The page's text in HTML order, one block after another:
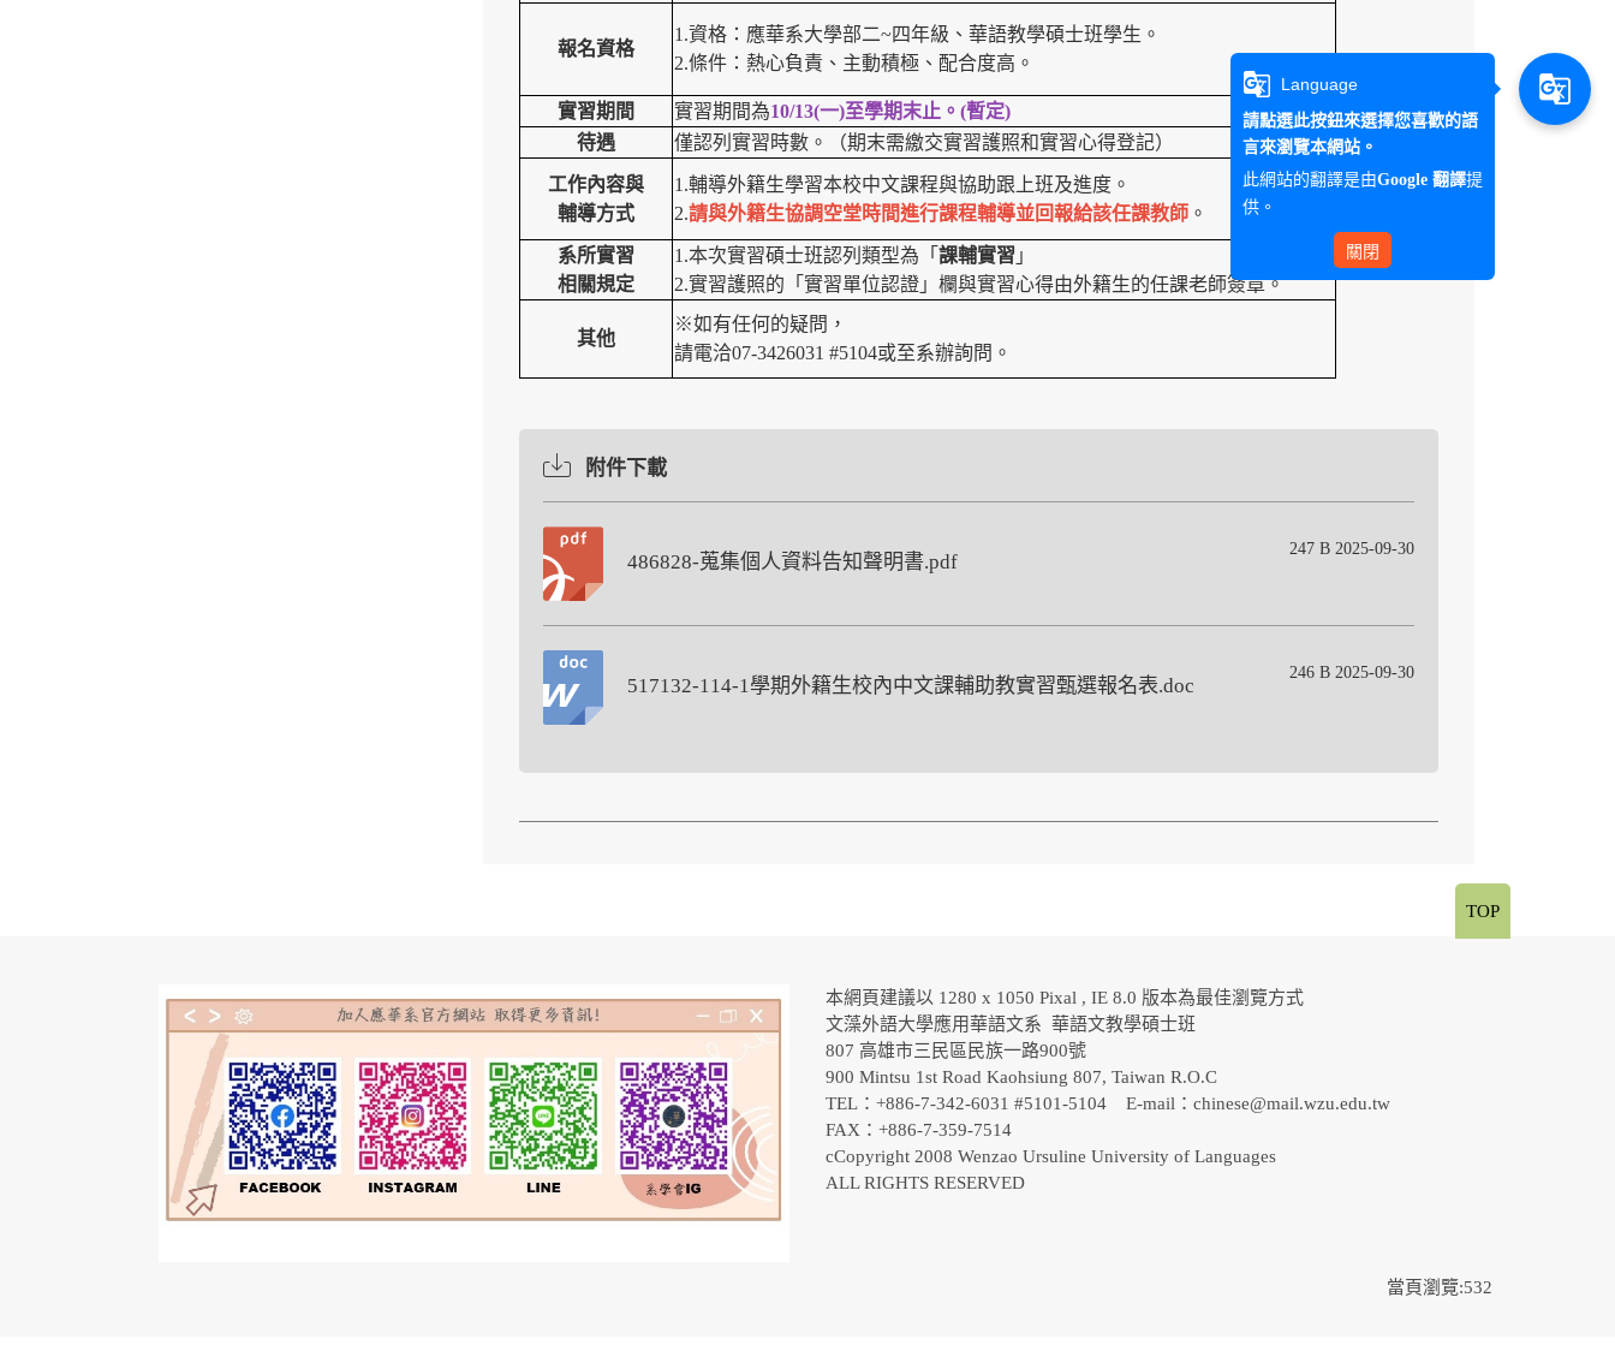
報名資格
1.資格：應華系大學部二~四年級、華語教學碩士班學生。
2.條件：熱心負責、主動積極、配合度高。
實習期間 實習期間為10/13(一)至學期末止。(暫定)
待遇
僅認列實習時數。（期末需繳交實習護照和實習心得登記）
工作內容與
輔導方式
1.輔導外籍生學習本校中文課程與協助跟上班及進度。
2.請與外籍生協調空堂時間進行課程輔導並回報給該任課教師 。
系所實習
相關規定
1.本次實習碩士班認列類型為「 課輔實習 」
2.實習護照的「實習單位認證」欄與實習心得由外籍生的任課老師簽章。
其他
※如有任何的疑問，
請電洽07-3426031 #5104或至系辦詢問。
附件下載
486828-蒐集個人資料告知聲明書.pdf
247 B 2025-09-30
517132-114-1學期外籍生校內中文課輔助教實習甄選報名表.doc
246 B 2025-09-30
本網頁建議以 1280 x 1050 Pixal , IE 8.0 版本為最佳瀏覽方式
文藻外語大學應用華語文系 華語文教學碩士班
807 高雄市三民區民族一路900號
900 Mintsu 1st Road Kaohsiung 807, Taiwan R.O.C
TEL：+886-7-342-6031 #5101-5104 E-mail： chinese@mail.wzu.edu.tw
FAX：+886-7-359-7514
cCopyright 2008 Wenzao Ursuline University of Languages
ALL RIGHTS RESERVED
當頁瀏覽:532
TOP
g_translate Language
請點選此按鈕來選擇您喜歡的語
言來瀏覽本網站。
此網站的翻譯是由Google 翻譯提
供。
關閉
g_translate